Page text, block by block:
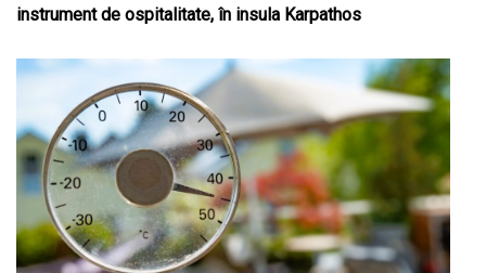
instrument de ospitalitate, în insula Karpathos